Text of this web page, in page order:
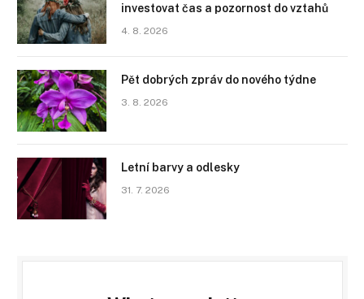
investovat čas a pozornost do vztahů
4. 8. 2026
Pět dobrých zpráv do nového týdne
3. 8. 2026
Letní barvy a odlesky
31. 7. 2026